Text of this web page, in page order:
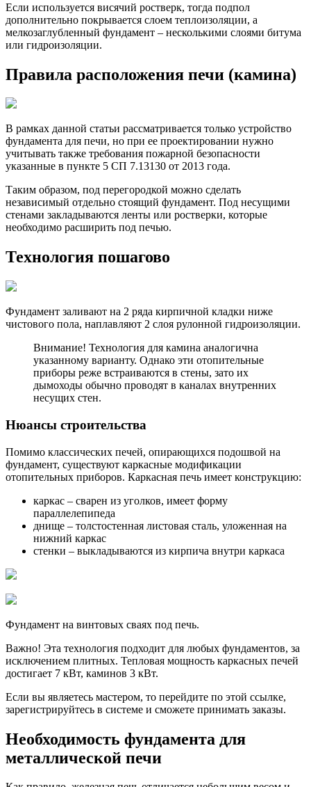
Если используется висячий ростверк, тогда подпол
дополнительно покрывается слоем теплоизоляции, а
мелкозаглубленный фундамент – несколькими слоями битума
или гидроизоляции.
Правила расположения печи (камина)
В рамках данной статьи рассматривается только устройство
фундамента для печи, но при ее проектировании нужно
учитывать также требования пожарной безопасности
указанные в пункте 5 СП 7.13130 от 2013 года.
Таким образом, под перегородкой можно сделать
независимый отдельно стоящий фундамент. Под несущими
стенами закладываются ленты или ростверки, которые
необходимо расширить под печью.
Технология пошагово
Фундамент заливают на 2 ряда кирпичной кладки ниже
чистового пола, наплавляют 2 слоя рулонной гидроизоляции.
Внимание! Технология для камина аналогична
указанному варианту. Однако эти отопительные
приборы реже встраиваются в стены, зато их
дымоходы обычно проводят в каналах внутренних
несущих стен.
Нюансы строительства
Помимо классических печей, опирающихся подошвой на
фундамент, существуют каркасные модификации
отопительных приборов. Каркасная печь имеет конструкцию:
каркас – сварен из уголков, имеет форму
параллелепипеда
днище – толстостенная листовая сталь, уложенная на
нижний каркас
стенки – выкладываются из кирпича внутри каркаса
Фундамент на винтовых сваях под печь.
Важно! Эта технология подходит для любых фундаментов, за
исключением плитных. Тепловая мощность каркасных печей
достигает 7 кВт, каминов 3 кВт.
Если вы являетесь мастером, то перейдите по этой ссылке,
зарегистрируйтесь в системе и сможете принимать заказы.
Необходимость фундамента для
металлической печи